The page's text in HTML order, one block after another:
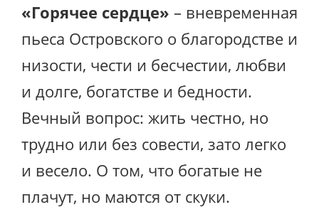
«Горячее сердце» – вневременная
пьеса Островского о благородстве и
низости, чести и бесчестии, любви
и долге, богатстве и бедности.
Вечный вопрос: жить честно, но
трудно или без совести, зато легко
и весело. О том, что богатые не
плачут, но маются от скуки.